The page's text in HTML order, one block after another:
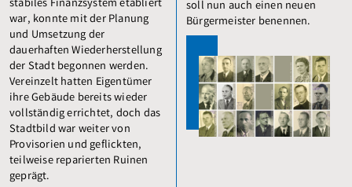
stabiles Finanzsystem etabliert
war, konnte mit der Planung
und Umsetzung der
dauerhaften Wiederherstellung
der Stadt begonnen werden.
Vereinzelt hatten Eigentümer
ihre Gebäude bereits wieder
vollständig errichtet, doch das
Stadtbild war weiter von
Provisorien und geflickten,
teilweise reparierten Ruinen
geprägt.
soll nun auch einen neuen
Bürgermeister benennen.